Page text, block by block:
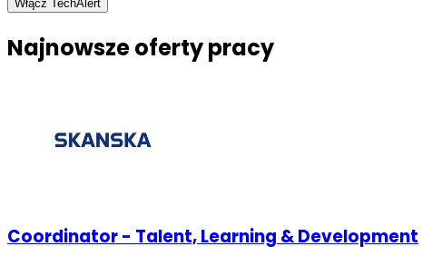
Włącz TechAlert
Najnowsze oferty pracy
Coordinator - Talent, Learning & Development